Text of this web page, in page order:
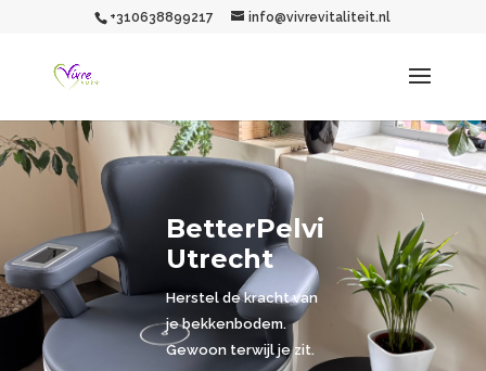
+310638899217 info@vivrevitaliteit.nl
BetterPelvi
Utrecht
Herstel de kracht van
je bekkenbodem.
Gewoon terwijl je zit.